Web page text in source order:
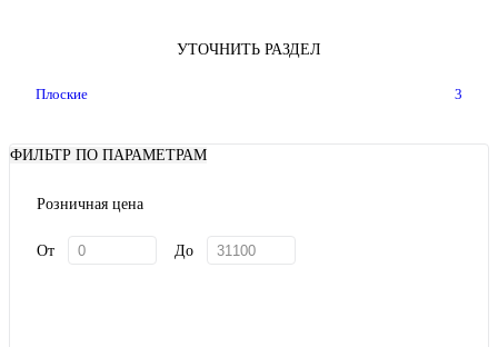
УТОЧНИТЬ РАЗДЕЛ
Плоские 3
ФИЛЬТР ПО ПАРАМЕТРАМ
Розничная цена
От До